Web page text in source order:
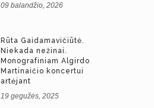
09 balandžio, 2026
Rūta Gaidamavičiūtė.
Niekada nežinai.
Monografiniam Algirdo
Martinaičio koncertui
artėjant
19 gegužės, 2025